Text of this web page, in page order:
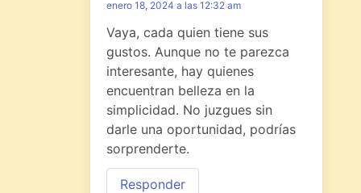
enero 18, 2024 a las 12:32 am
Vaya, cada quien tiene sus
gustos. Aunque no te parezca
interesante, hay quienes
encuentran belleza en la
simplicidad. No juzgues sin
darle una oportunidad, podrías
sorprenderte.
Responder